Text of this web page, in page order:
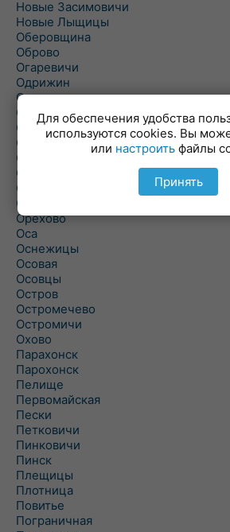
Новые Засимовичи
Новые Лыщицы
Оберовщина
Оброво
Огаревичи
Одрижин
Оздамичи
Озяты
Олтуш
Ольманы
Ольпень
Ольшаны
Омельная
Ополь
Орехово
Оса
Оснежицы
Осовая
Осовцы
Остров
Остромечево
Остромичи
Охово
Парахонск
Парохонск
Пелище
Первомайская
Пески
Петковичи
Пинковичи
Пинск
Плещицы
Плотница
Повитье
Пограничная
Для обеспечения удобства
используются cookies. Вы
или настроить файлы
Принять